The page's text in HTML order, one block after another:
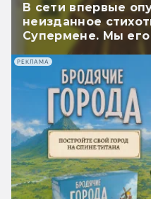
В сети впервые
неизданное
Супермене. Мы
РЕКЛАМА